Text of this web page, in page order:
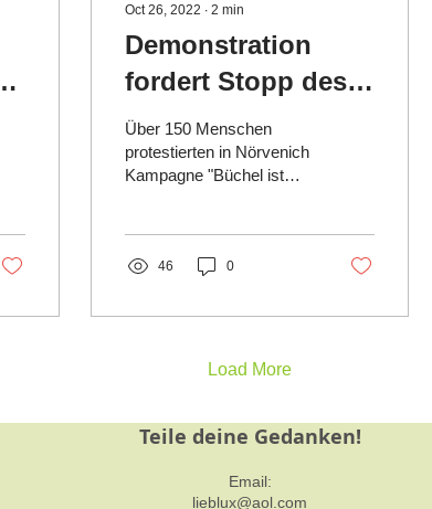
Oct 26, 2022 ∙ 2 min
Demonstration
fordert Stopp des
Atomkriegs-
Manövers der
NATO
Über 150 Menschen
protestierten in Nörvenich
Kampagne "Büchel ist
NRW, DFG-VK Gruppe...
46 0
Load More
Teile deine Gedanken!
Email:
lieblux@aol.com